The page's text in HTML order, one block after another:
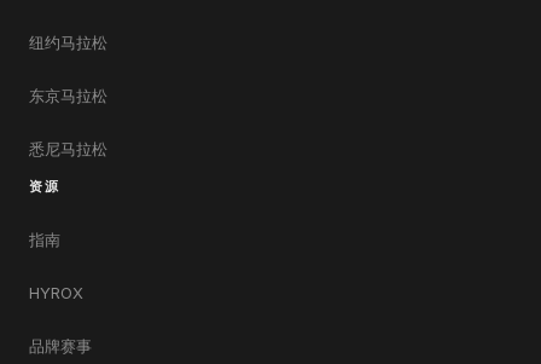
纽约马拉松
东京马拉松
悉尼马拉松
资源
指南
HYROX
品牌赛事